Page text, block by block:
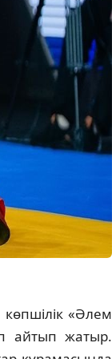
«Әлем
айтып жа­тыр.